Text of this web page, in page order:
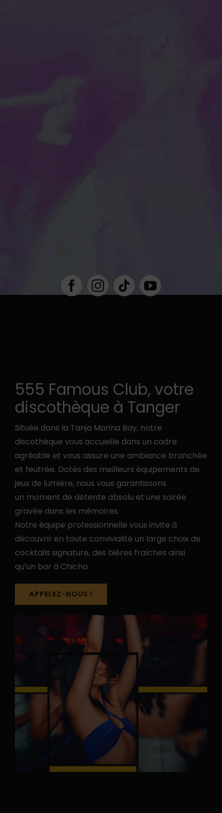
555 Famous Club, votre
discothèque à Tanger
Située dans la Tanja Marina Bay, notre
discothèque vous accueille dans un cadre
agréable et vous assure une ambiance branchée
et feutrée. Dotés des meilleurs équipements de
jeux de lumière, nous vous garantissons
un moment de détente absolu et une soirée
gravée dans les mémoires.
Notre équipe professionnelle vous invite à
découvrir en toute convivialité un large choix de
cocktails signature, des bières fraîches ainsi
qu’un bar à Chicha
APPELEZ-NOUS !